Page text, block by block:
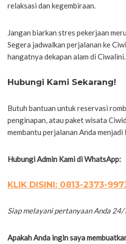
relaksasi dan kegembiraan.
Jangan biarkan stres pekerjaan
Segera jadwalkan perjalanan ke
hangatnya dekapan alam di Ciwalini.
Hubungi Kami Sekarang!
Butuh bantuan untuk reservasi
penginapan, atau paket wisata
membantu perjalanan Anda menjadi
Hubungi Admin Kami di WhatsApp:
KLIK DISINI: 0813-2373-
Siap melayani pertanyaan Anda
Apakah Anda ingin saya